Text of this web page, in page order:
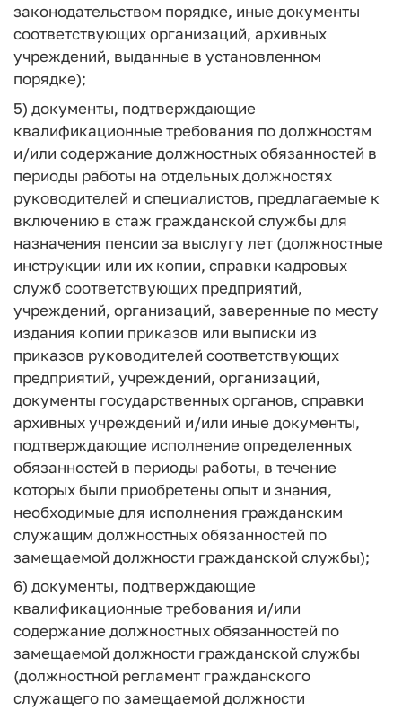
законодательством порядке, иные документы
соответствующих организаций, архивных
учреждений, выданные в установленном
порядке);
5) документы, подтверждающие
квалификационные требования по должностям
и/или содержание должностных обязанностей в
периоды работы на отдельных должностях
руководителей и специалистов, предлагаемые к
включению в стаж гражданской службы для
назначения пенсии за выслугу лет (должностные
инструкции или их копии, справки кадровых
служб соответствующих предприятий,
учреждений, организаций, заверенные по месту
издания копии приказов или выписки из
приказов руководителей соответствующих
предприятий, учреждений, организаций,
документы государственных органов, справки
архивных учреждений и/или иные документы,
подтверждающие исполнение определенных
обязанностей в периоды работы, в течение
которых были приобретены опыт и знания,
необходимые для исполнения гражданским
служащим должностных обязанностей по
замещаемой должности гражданской службы);
6) документы, подтверждающие
квалификационные требования и/или
содержание должностных обязанностей по
замещаемой должности гражданской службы
(должностной регламент гражданского
служащего по замещаемой должности